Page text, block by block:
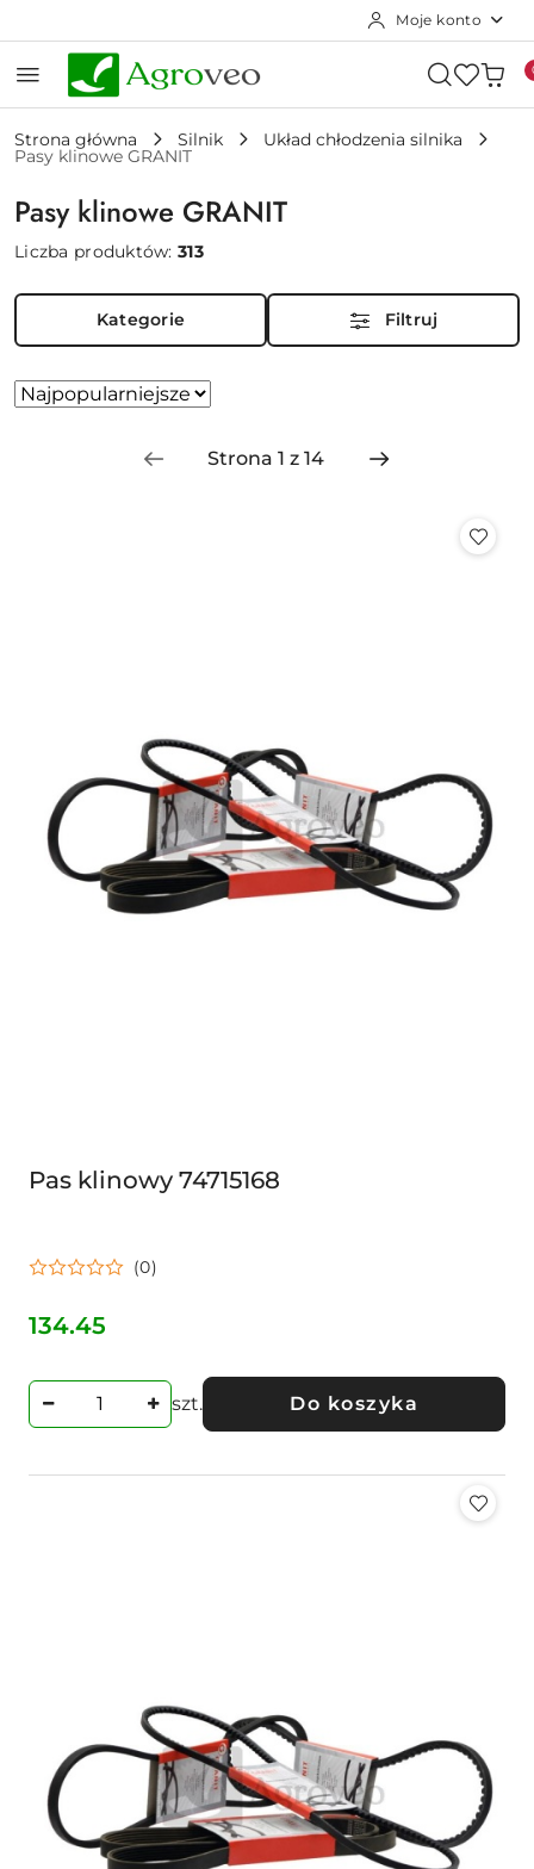
Moje konto
Strona główna Silnik Układ chłodzenia silnika
Pasy klinowe GRANIT
Pasy klinowe GRANIT
Liczba produktów:313
Kategorie Filtruj
Zastosowano
Najpopularniejsze.
Sortuj
Pas klinowy 74715168
(0)
Cena:
134.45
szt. Do koszyka